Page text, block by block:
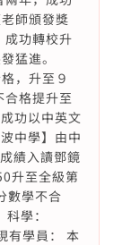
師頒發獎
成功轉校升
猛進。
，升至９
合格提升至
功以中英文
中學】由中
績入讀鄧鏡
升至全級第
數學不合
學：
有學員： 本